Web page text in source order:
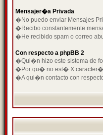
Mensajer�a Privada
�No puedo enviar Mensajes
�Recibo constantemente
�He recibido spam o correo
Con respecto a phpBB 2
�Qui�n hizo este sistema de
�Por qu� no est� X
�A qui�n contacto con